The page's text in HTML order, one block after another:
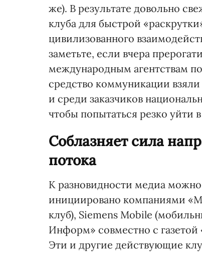
же). В результате довольно
клуба для быстрой
цивилизованного
заметьте, если вчера
международным агентствам
средство коммуникации
и среди заказчиков
чтобы попытаться резко уйти
Соблазняет сила
потока
К разновидности медиа
инициировано компаниями
клуб), Siemens Mobile
Информ» совместно с газетой
Эти и другие действующие